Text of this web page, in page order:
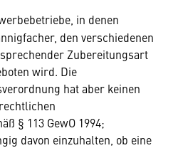
in denen
den verschiedenen
Zubereitungsart
wird. Die
hat aber keinen
§ 113 GewO 1994;
davon einzuhalten, ob eine